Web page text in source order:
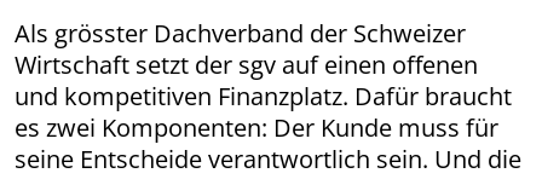
Als grösster Dachverband der Schweizer
Wirtschaft setzt der sgv auf einen offenen
und kompetitiven Finanzplatz. Dafür braucht
es zwei Komponenten: Der Kunde muss für
seine Entscheide verantwortlich sein. Und die